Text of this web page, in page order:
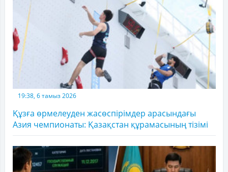
19:38, 6 тамыз 2026
Құзға өрмелеуден жасөспірімдер арасындағы
Азия чемпионаты: Қазақстан құрамасының тізімі